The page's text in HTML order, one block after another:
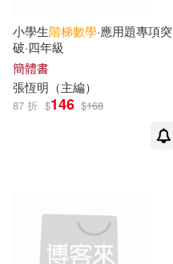
小學生階梯數學·應用題專項突
破·四年級
簡體書
張恆明（主編）
87 折 $146 $168